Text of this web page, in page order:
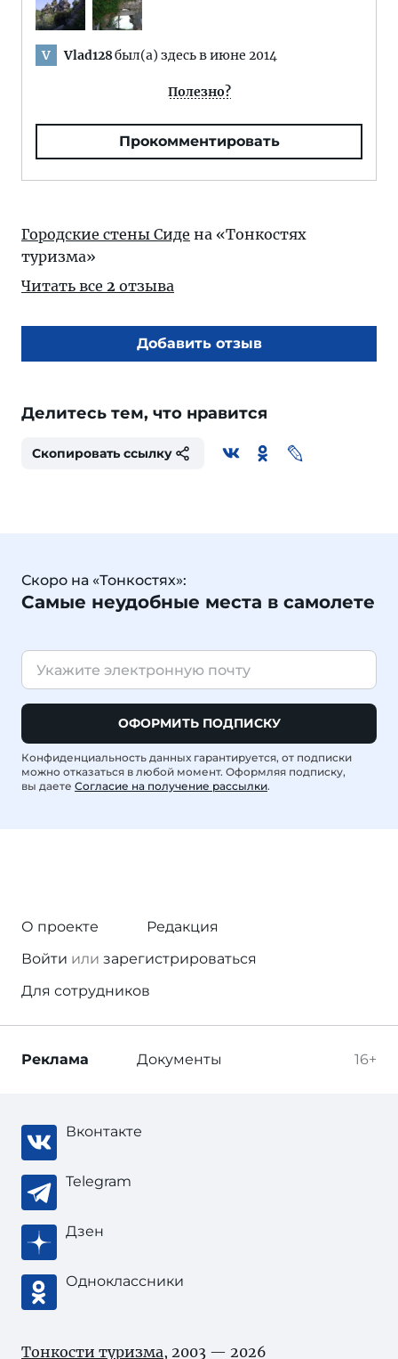
V Vlad128был(а) здесь в июне 2014
Полезно?
Прокомментировать
Городские стены Сиде на «Тонкостях
туризма»
Читать все 2 отзыва
Добавить отзыв
Делитесь тем, что нравится
Скопировать ссылку
Скоро на «Тонкостях»:
Самые неудобные места в самолете
ОФОРМИТЬ ПОДПИСКУ
Конфиденциальность данных гарантируется, от подписки
можно отказаться в любой момент. Оформляя подписку,
вы даете Согласие на получение рассылки.
О проекте
Редакция
Войти или зарегистрироваться
Для сотрудников
16+
Реклама Документы
Вконтакте
Telegram
Дзен
Одноклассники
Тонкости туризма, 2003 — 2026